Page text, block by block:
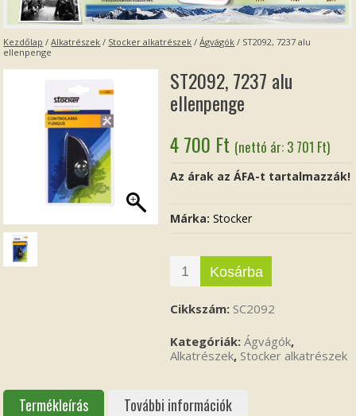
Kezdőlap /Alkatrészek / Stocker alkatrészek /Ágvágók / ST2092, 7237 alu
ellenpenge
ST2092, 7237 alu
ellenpenge
4 700 Ft (nettó ár: 3 701 Ft)
Az árak az ÁFA-t tartalmazzák!
Márka:Stocker
Kosárba
Cikkszám: SC2092
Kategóriák:Ágvágók,
Alkatrészek, Stocker alkatrészek
Termékleírás
További információk